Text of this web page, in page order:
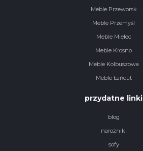
Meble Przeworsk
Meble Przemyśl
Meble Mielec
Meble Krosno
Meble Kolbuszowa
Meble Łańcut
przydatne linki
blog
narożniki
sofy